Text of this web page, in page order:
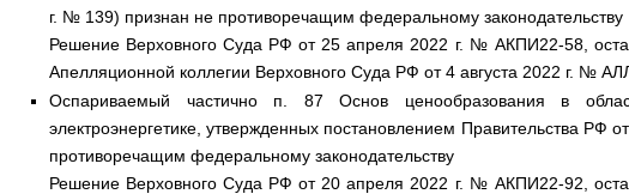
г. № 139) признан не противоречащим федеральному законодательству
Решение Верховного Суда РФ от 25 апреля 2022 г. № АКПИ22-58,
Апелляционной коллегии Верховного Суда РФ от 4 августа 2022 г. №
Оспариваемый частично п. 87 Основ ценообразования в
электроэнергетике, утвержденных постановлением Правительства РФ
противоречащим федеральному законодательству
Решение Верховного Суда РФ от 20 апреля 2022 г. № АКПИ22-92,